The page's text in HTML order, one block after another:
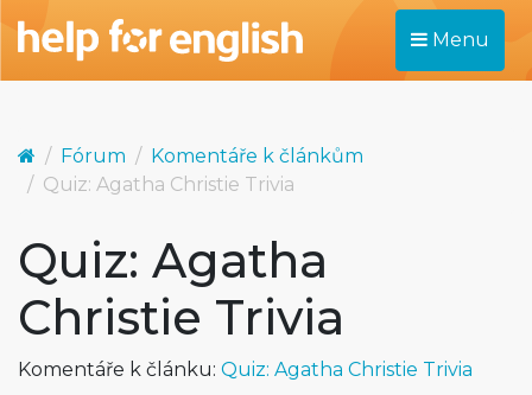
Menu
Fórum
Komentáře k článkům
Quiz: Agatha Christie Trivia
Quiz: Agatha
Christie Trivia
Komentáře k článku: Quiz: Agatha Christie Trivia